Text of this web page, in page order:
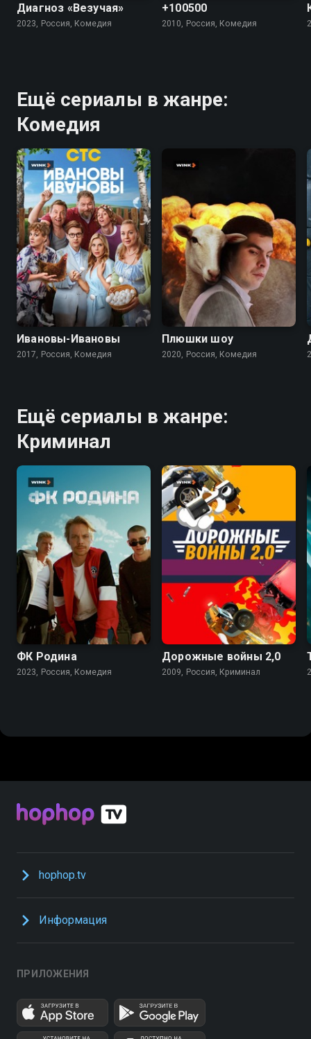
Диагноз «Везучая»
2023, Россия, Комедия
+100500
2010, Россия, Комедия
Ещё сериалы в жанре:
Комедия
7.8 6.6
Ивановы-Ивановы
2017, Россия, Комедия
6.9
Плюшки шоу
2020, Россия, Комедия
Ещё сериалы в жанре:
Криминал
6.8
ФК Родина
2023, Россия, Комедия
Дорожные войны 2,0
2009, Россия, Криминал
hophop.tv
Информация
ПРИЛОЖЕНИЯ